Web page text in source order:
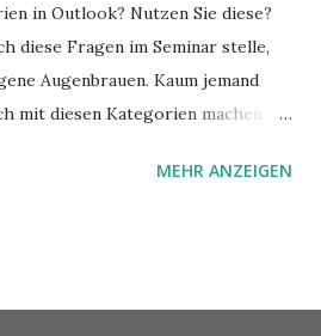
in Outlook? Nutzen Sie diese?
diese Fragen im Seminar stelle,
Augenbrauen. Kaum jemand
mit diesen Kategorien machen
MEHR ANZEIGEN